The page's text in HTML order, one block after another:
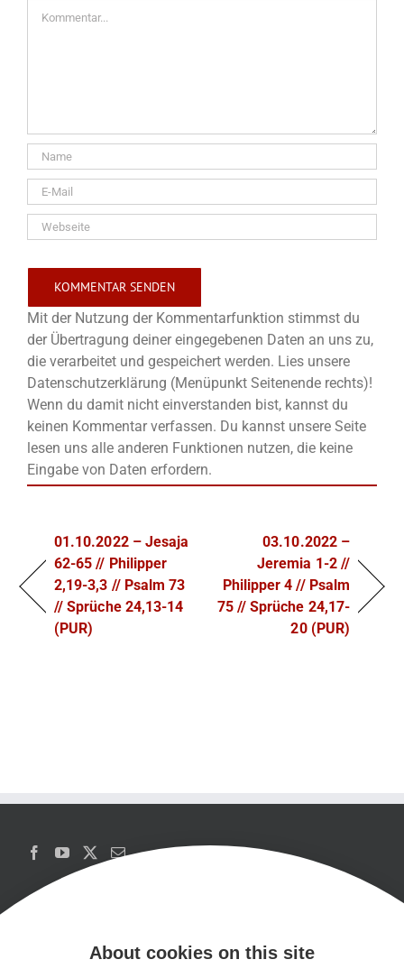
Mit der Nutzung der Kommentarfunktion stimmst du
der Übertragung deiner eingegebenen Daten an uns zu,
die verarbeitet und gespeichert werden. Lies unsere
Datenschutzerklärung (Menüpunkt Seitenende rechts)!
Wenn du damit nicht einverstanden bist, kannst du
keinen Kommentar verfassen. Du kannst unsere Seite
lesen uns alle anderen Funktionen nutzen, die keine
Eingabe von Daten erfordern.
01.10.2022 – Jesaja
62-65 // Philipper
2,19-3,3 // Psalm 73
// Sprüche 24,13-14
(PUR)
03.10.2022 –
Jeremia 1-2 //
Philipper 4 // Psalm
75 // Sprüche 24,17-
20 (PUR)
About cookies on this site